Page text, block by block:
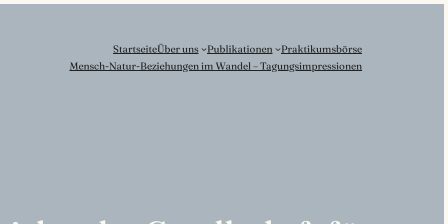
StartseiteÜber uns Publikationen
Praktikumsbörse
Mensch-Natur-Beziehungen im Wandel – Tagungsimpressionen